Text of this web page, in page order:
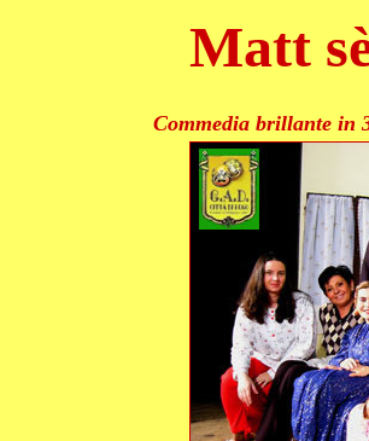
Matt
Commedia brillante in